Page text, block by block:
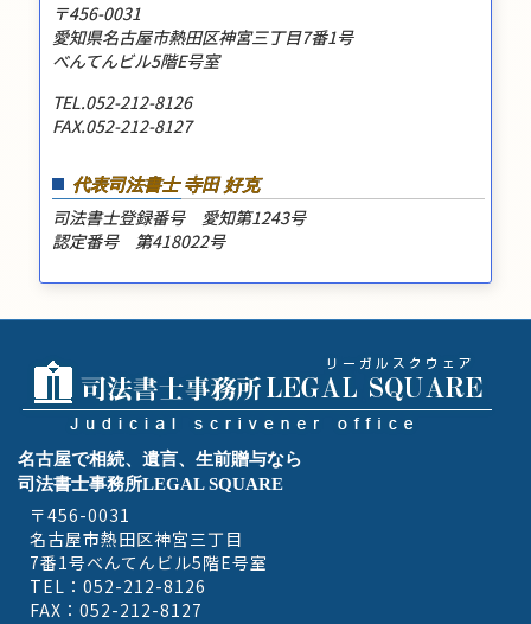
〒456-0031
愛知県名古屋市熱田区神宮三丁目7番1号
べんてんビル5階E号室
TEL.052-212-8126
FAX.052-212-8127
代表司法書士 寺田 好克
司法書士登録番号 愛知第1243号
認定番号 第418022号
名古屋で相続、遺言、生前贈与なら
司法書士事務所LEGAL SQUARE
〒456-0031
名古屋市熱田区神宮三丁目
7番1号べんてんビル5階E号室
TEL：052-212-8126
FAX：052-212-8127